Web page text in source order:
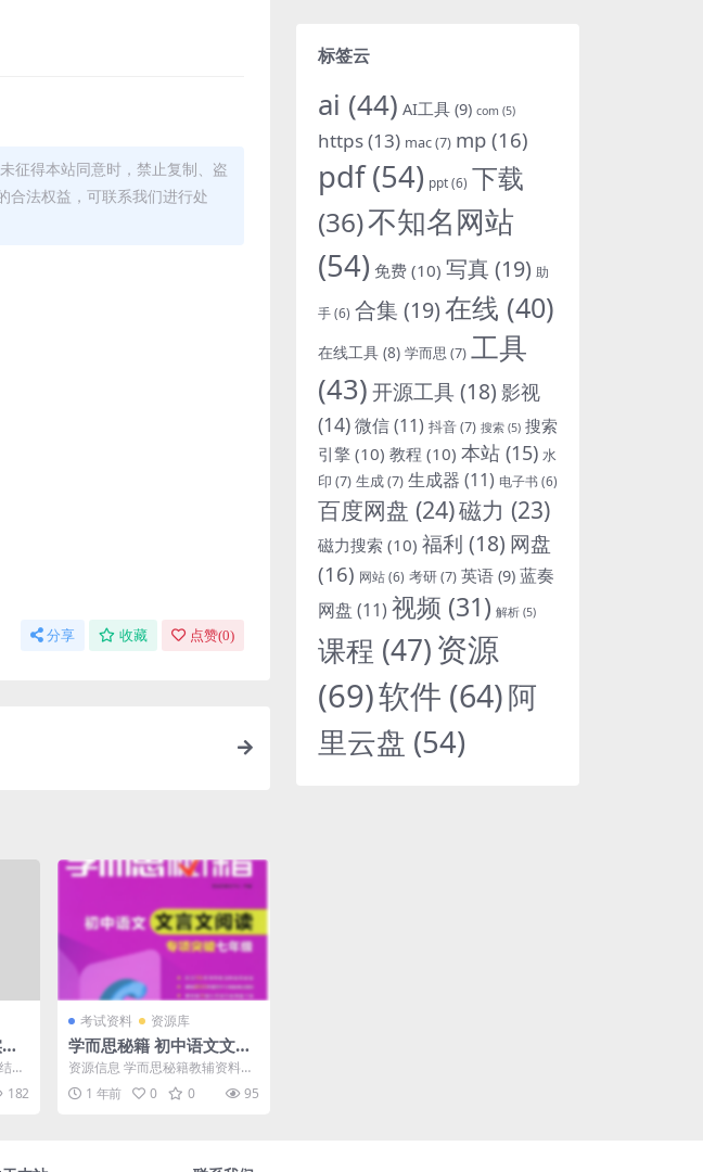
征得本站同意时，禁止复制、盗
合法权益，可联系我们进行处
分享 收藏 点赞(0)
实
本
182
考试资料 资源库
学而思秘籍 初中语文文言
文阅读专项突破PDF扫描
版
资源信息 学而思秘籍教辅资料初
中语文文言文阅读专项突破PDF
扫描版含七年级、八年...
1 年前 0 0 95
标签云
ai (44) AI工具 (9) com (5)
https(13) mac(7) mp (16)
pdf(54) ppt(6) 下载
(36)不知名网站
(54) 免费 (10) 写真 (19) 助
手(6) 合集 (19)在线 (40)
在线工具 (8) 学而思 (7) 工具
(43)开源工具(18) 影视
(14)微信(11) 抖音(7) 搜索 (5) 搜索
引擎 (10) 教程 (10) 本站 (15) 水
印 (7) 生成(7) 生成器 (11) 电子书(6)
百度网盘 (24)磁力 (23)
磁力搜索 (10) 福利 (18) 网盘
(16) 网站(6) 考研(7) 英语 (9) 蓝奏
网盘 (11) 视频 (31) 解析 (5)
课程 (47)资源
(69)软件 (64)阿
里云盘 (54)